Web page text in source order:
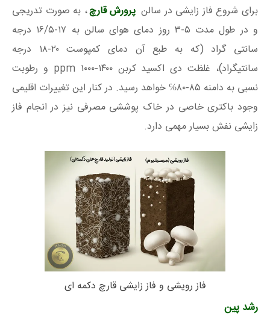
برای شروع فاز زایشی در سالن پرورش قارچ، به صورت تدریجی
و در طول مدت ۵-۳ روز دمای هوای سالن به ۱۷-۱۶/۵ درجه
سانتی گراد (که به طبع آن دمای کمپوست ۲۰-۱۸ درجه
سانتیگراد)، غلظت دی اکسید کربن ۱۴۰۰-۱۰۰۰ ppm و رطوبت
نسبی به دامنه ۸۵-۸۰℅ خواهد رسید. در کنار این تغییرات اقلیمی
وجود باکتری خاصی در خاک پوششی مصرفی نیز در انجام فاز
زایشی نفش بسیار مهمی دارد.
فاز رویشی و فاز زایشی قارچ دکمه ای
رشد پین